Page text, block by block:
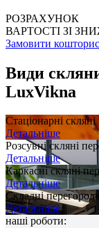
РОЗРАХУНОК
ВАРТОСТІ ЗІ
Замовити кошторис
Види
LuxVikna
Стаціонарні
Детальніше
Розсувні скляні
Детальніше
Каркасні скляні
Детальніше
Складні
Детальніше
наші роботи: